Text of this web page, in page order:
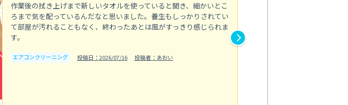
作業後の拭き上げまで新しいタオルを使っていると聞き、細かいとこ
ろまで気を配っているんだなと思いました。養生もしっかりされてい
て部屋が汚れることもなく、終わったあとは風がすっきり感じられま
す。
エアコンクリーニング 投稿日：2026/07/16 投稿者：あおい